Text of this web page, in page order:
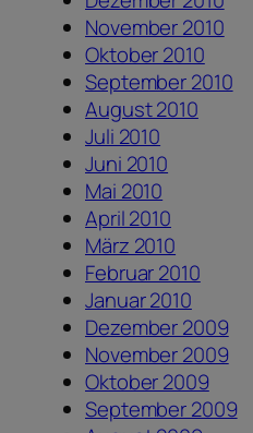
November 2010
Oktober 2010
September 2010
August 2010
Juli 2010
Juni 2010
Mai 2010
April 2010
März 2010
Februar 2010
Januar 2010
Dezember 2009
November 2009
Oktober 2009
September 2009